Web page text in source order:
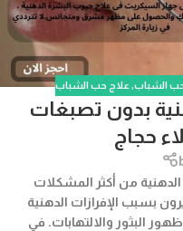
الشباب, علاج حب الشباب
بدون تصبغات
حجاج
من أكثر المشكلات
بسبب الإفرازات الدهنية
البثور والالتهابات. في